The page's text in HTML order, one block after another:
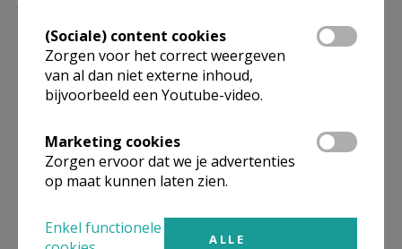
07/02
10.30 Eucharistie
10.30 Eucharistie
21/02
10.30 Eucharistie
28/02
(Sociale) content cookies
Zorgen voor het correct weergeven
van al dan niet externe inhoud,
bijvoorbeeld een Youtube-video.
Marketing cookies
Zorgen ervoor dat we je advertenties
op maat kunnen laten zien.
Enkel functionele
ALLE